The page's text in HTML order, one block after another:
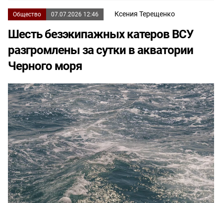
Общество 07.07.2026 12:46 Ксения Терещенко
Шесть безэкипажных катеров ВСУ
разгромлены за сутки в акватории
Черного моря